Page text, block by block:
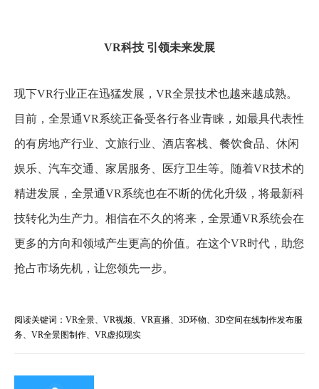
VR科技 引领未来发展
现下VR行业正在迅猛发展，VR全景技术也越来越成熟。
目前，全景通VR系统正备受各行各业青睐，如最具代表性
的有房地产行业、文旅行业、酒店客栈、餐饮食品、休闲
娱乐、汽车交通、家居服务、医疗卫生等。随着VR技术的
精进发展，全景通VR系统也在不断的优化升级，将最新科
技转化为生产力。相信在不久的将来，全景通VR系统会在
更多的方向和领域产生更高的价值。在这个VR时代，助您
抢占市场先机，让您领先一步。
阅读关键词：VR全景、VR视频、VR直播、3D环物、3D空间在线制作发布服
务、VR全景图制作、VR虚拟现实